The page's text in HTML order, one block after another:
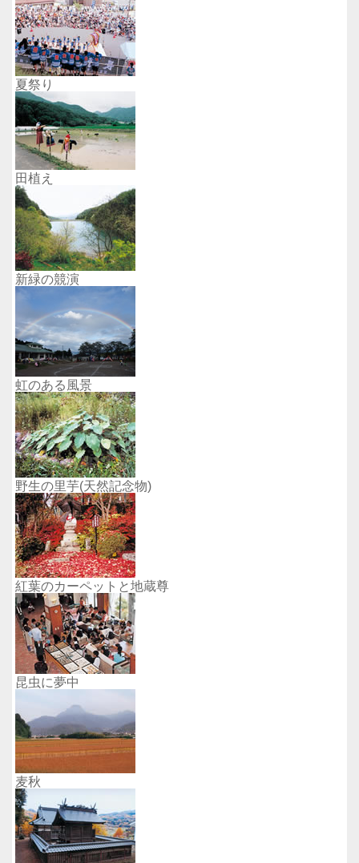
夏祭り
田植え
新緑の競演
虹のある風景
野生の里芋(天然記念物)
紅葉のカーペットと地蔵尊
昆虫に夢中
麦秋